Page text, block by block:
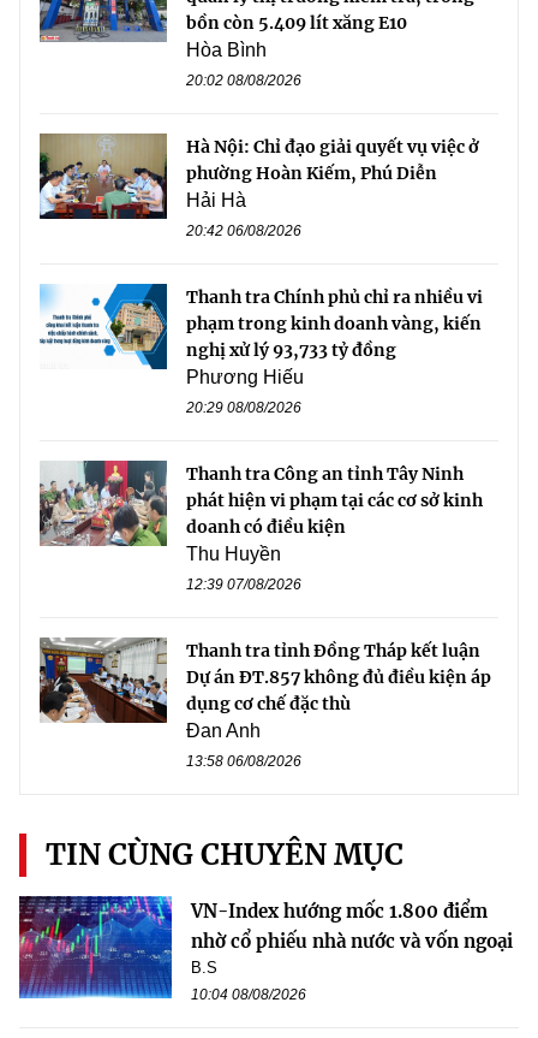
bồn còn 5.409 lít xăng E10
Hòa Bình
20:02 08/08/2026
Hà Nội: Chỉ đạo giải quyết vụ việc ở
phường Hoàn Kiếm, Phú Diễn
Hải Hà
20:42 06/08/2026
Thanh tra Chính phủ chỉ ra nhiều vi
phạm trong kinh doanh vàng, kiến
nghị xử lý 93,733 tỷ đồng
Phương Hiếu
20:29 08/08/2026
Thanh tra Công an tỉnh Tây Ninh
phát hiện vi phạm tại các cơ sở kinh
doanh có điều kiện
Thu Huyền
12:39 07/08/2026
Thanh tra tỉnh Đồng Tháp kết luận
Dự án ĐT.857 không đủ điều kiện áp
dụng cơ chế đặc thù
Đan Anh
13:58 06/08/2026
TIN CÙNG CHUYÊN MỤC
VN-Index hướng mốc 1.800 điểm
nhờ cổ phiếu nhà nước và vốn ngoại
B.S
10:04 08/08/2026